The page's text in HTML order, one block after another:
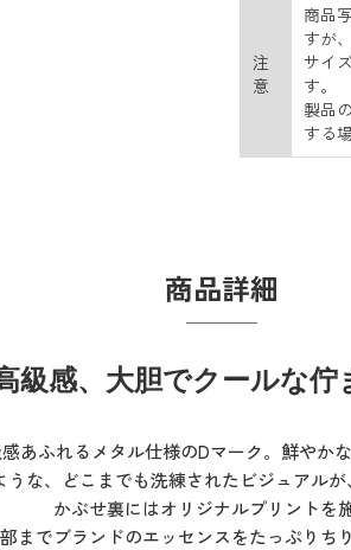
注
意
商品
すが
サイ
す。
製品
する
商品詳細
級感、大胆でクールな佇
あふれるメタル仕様のDマーク。鮮やかな
な、どこまでも洗練されたビジュアルが
かぶせ裏にはオリジナルプリントを施
までブランドのエッセンスをたっぷりち